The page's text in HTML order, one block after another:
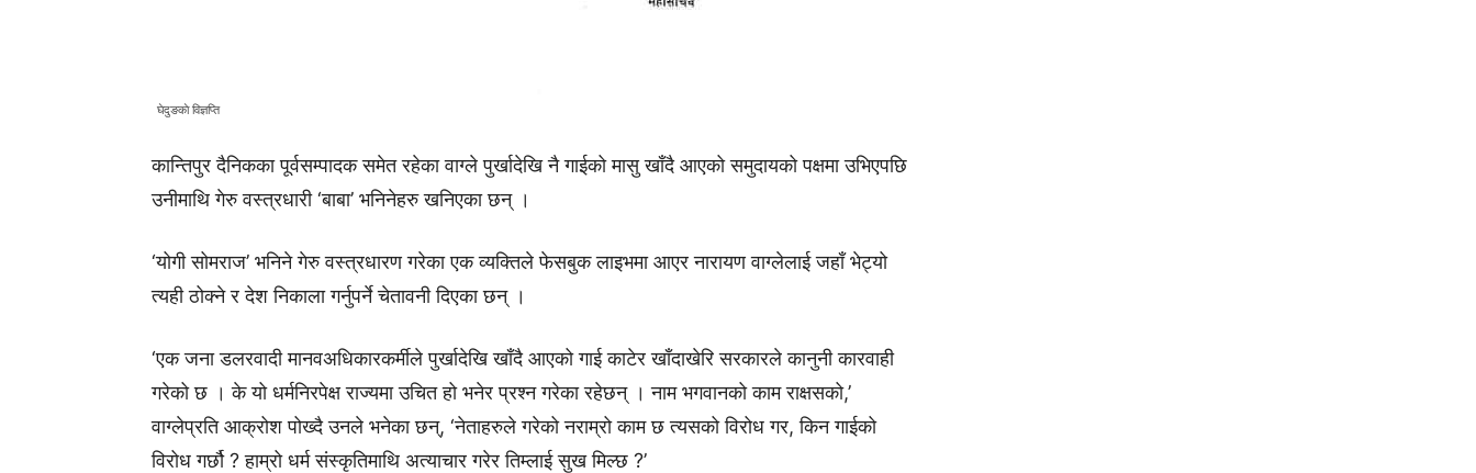
घेदुङकाे विज्ञप्ति
कान्तिपुर दैनिकका पूर्वसम्पादक समेत रहेका वाग्ले पुर्खादेखि नै गाईको मासु खाँदै आएको समुदायको पक्षमा उभिएपछि
उनीमाथि गेरु वस्त्रधारी ‘बाबा’ भनिनेहरु खनिएका छन् ।
‘योगी सोमराज’ भनिने गेरु वस्त्रधारण गरेका एक व्यक्तिले फेसबुक लाइभमा आएर नारायण वाग्लेलाई जहाँ भेट्यो
त्यही ठोक्ने र देश निकाला गर्नुपर्ने चेतावनी दिएका छन् ।
‘एक जना डलरवादी मानवअधिकारकर्मीले पुर्खादेखि खाँदै आएको गाई काटेर खाँदाखेरि सरकारले कानुनी कारवाही
गरेको छ । के यो धर्मनिरपेक्ष राज्यमा उचित हो भनेर प्रश्न गरेका रहेछन् । नाम भगवानको काम राक्षसको,’
वाग्लेप्रति आक्रोश पोख्दै उनले भनेका छन्, ‘नेताहरुले गरेको नराम्रो काम छ त्यसको विरोध गर, किन गाईको
विरोध गर्छौ ? हाम्रो धर्म संस्कृतिमाथि अत्याचार गरेर तिम्लाई सुख मिल्छ ?’